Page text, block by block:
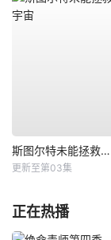
斯图尔特未能拯救宇宙
更新至第03集
正在热播